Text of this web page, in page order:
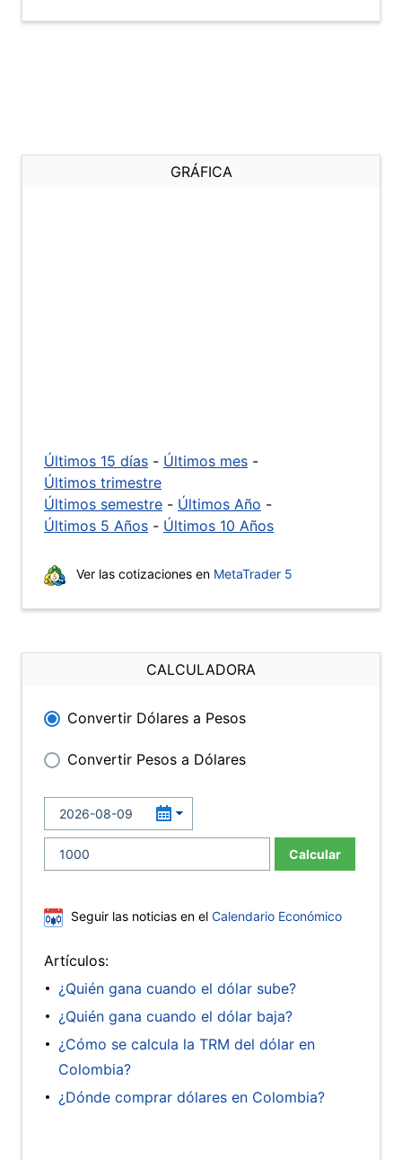
GRÁFICA
Últimos 15 días - Últimos mes -
Últimos trimestre
Últimos semestre - Últimos Año -
Últimos 5 Años - Últimos 10 Años
Ver las cotizaciones en MetaTrader 5
CALCULADORA
Convertir Dólares a Pesos
Convertir Pesos a Dólares
Calcular
Seguir las noticias en el Calendario Económico
Artículos:
¿Quién gana cuando el dólar sube?
¿Quién gana cuando el dólar baja?
¿Cómo se calcula la TRM del dólar en
Colombia?
¿Dónde comprar dólares en Colombia?